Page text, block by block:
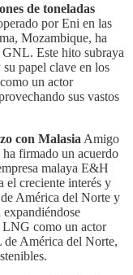
de toneladas
por Eni en las
Mozambique, ha
Este hito subraya
papel clave en los
un actor
sus vastos
con Malasia Amigo
firmado un acuerdo
malaya E&H
creciente interés y
de América del Norte y
LNG como un actor
de América del Norte,